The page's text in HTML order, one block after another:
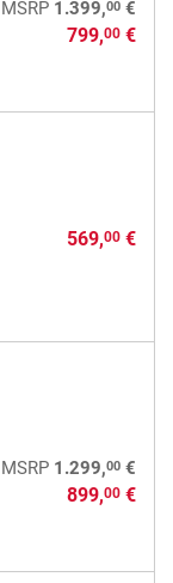
MSRP 1.399,00€
799,00€
569,00€
MSRP 1.299,00€
899,00€